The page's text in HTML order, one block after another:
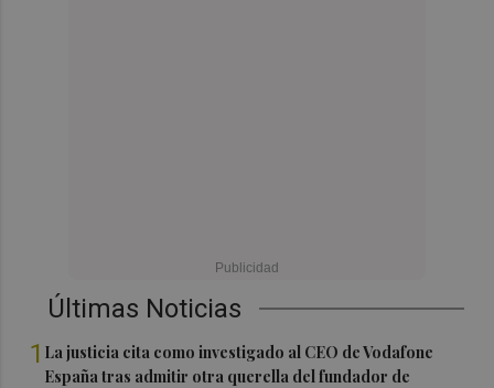
Últimas Noticias
1 La justicia cita como investigado al CEO de Vodafone
España tras admitir otra querella del fundador de